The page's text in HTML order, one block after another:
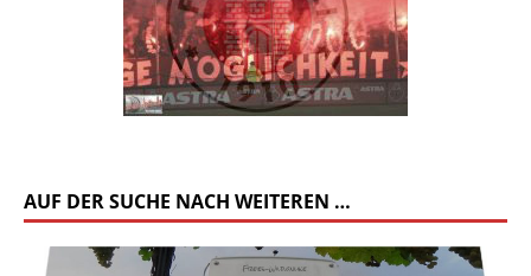
AUF DER SUCHE NACH WEITEREN …